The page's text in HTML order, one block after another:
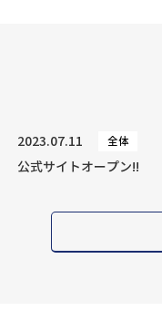
2023.07.11 全体
公式サイトオープン!!